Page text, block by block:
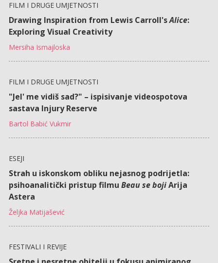
FILM I DRUGE UMJETNOSTI
Drawing Inspiration from Lewis Carroll'sAlice:
Exploring Visual Creativity
Mersiha Ismajloska
FILM I DRUGE UMJETNOSTI
"Jel' me vidiš sad?" – ispisivanje videospotova
sastava Injury Reserve
Bartol Babić Vukmir
ESEJI
Strah u iskonskom obliku nejasnog podrijetla:
psihoanalitički pristup filmu Beau se bojiArija
Astera
Željka Matijašević
FESTIVALI I REVIJE